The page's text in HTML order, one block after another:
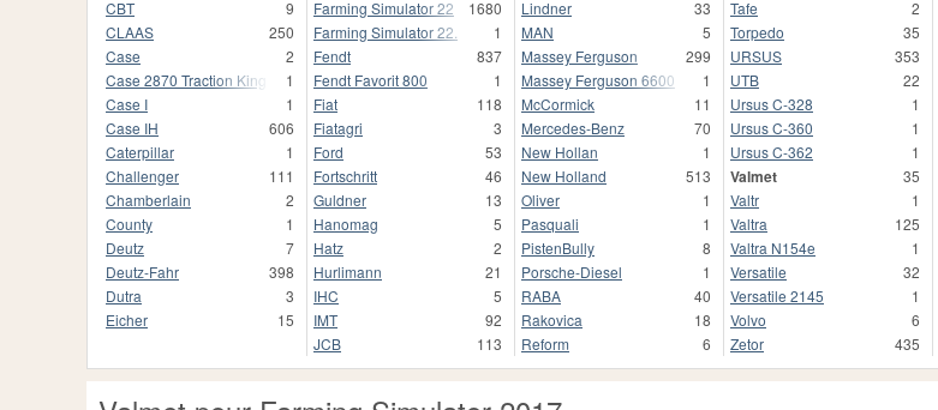
CBT
9
CLAAS
250
Case
2
Case 2870 Traction King
1
Case I
1
Case IH
606
Caterpillar
1
Challenger
111
Chamberlain
2
County
1
Deutz
7
Deutz-Fahr
398
Dutra
3
Eicher
15
Farming Simulator 22
1680
Farming Simulator 22.
1
Fendt
837
Fendt Favorit 800
1
Fiat
118
Fiatagri
3
Ford
53
Fortschritt
46
Guldner
13
Hanomag
5
Hatz
2
Hurlimann
21
IHC
5
IMT
92
JCB
113
Lindner
33
MAN
5
Massey Ferguson
299
Massey Ferguson 6600
1
McCormick
11
Mercedes-Benz
70
New Hollan
1
New Holland
513
Oliver
1
Pasquali
1
PistenBully
8
Porsche-Diesel
1
RABA
40
Rakovica
18
Reform
6
Tafe
2
Torpedo
35
URSUS
353
UTB
22
Ursus C-328
1
Ursus C-360
1
Ursus C-362
1
Valmet
35
Valtr
1
Valtra
125
Valtra N154e
1
Versatile
32
Versatile 2145
1
Volvo
6
Zetor
435